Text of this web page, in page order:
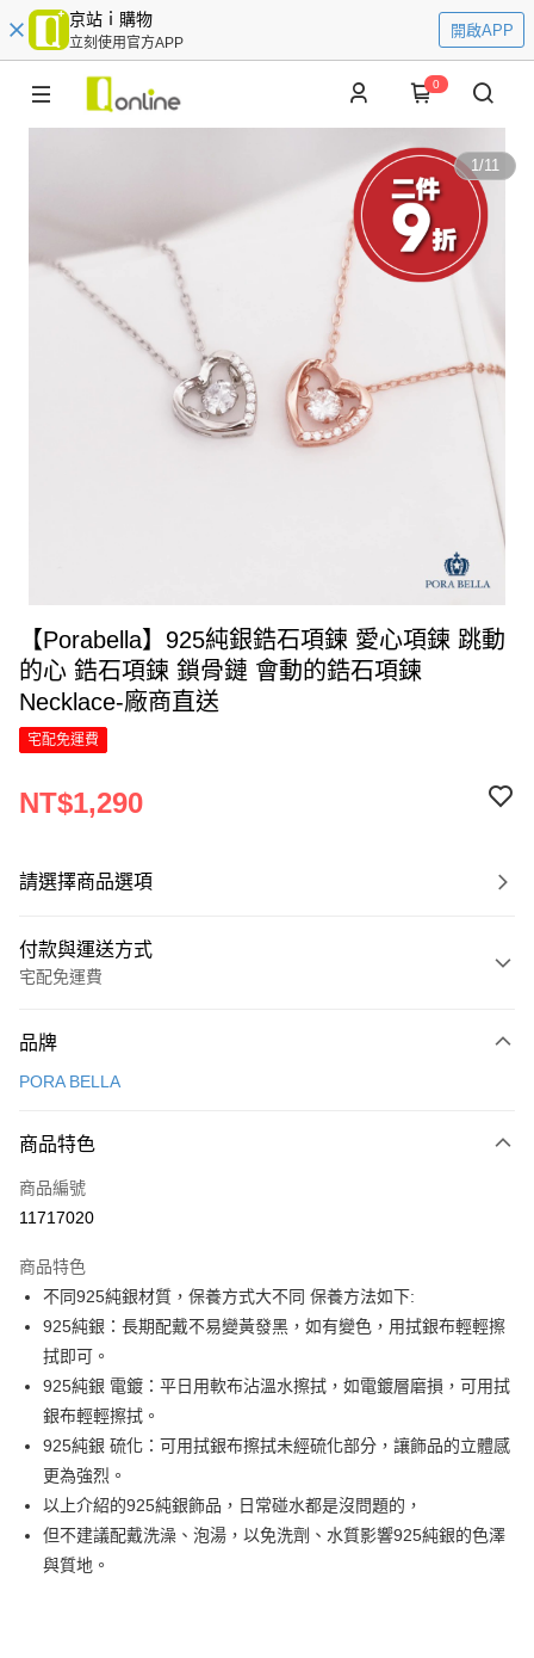
京站ｉ購物
立刻使用官方APP
開啟APP
0
1/11
【Porabella】925純銀鋯石項鍊 愛心項鍊 跳動
的心 鋯石項鍊 鎖骨鏈 會動的鋯石項鍊
Necklace-廠商直送
宅配免運費
NT$1,290
請選擇商品選項
付款與運送方式
宅配免運費
信用卡一次付款
Apple Pay
街口支付
Google Pay
全盈+PAY
大哥付你分期
相關說明
【大哥付你分期使用說明】
1.本服務由台灣大哥大提供，台灣大哥大用戶可立即使用無須另外申請。
2.付款方式選擇「大哥付你分期」，訂單成立後會自動跳轉到大哥付的交易
流程，驗證手機門號後，選擇欲分期的期數、繳款截止日，確認付款後即完
成交易。
3.實際核准額度、可分期數及費用金額請依後續交易確認頁面所載為準。
消。如遇「轉專審核」未通過狀況，表示未達大哥付你分期系統評分，恕無
AFTEE先享後付
相關說明
【關於「AFTEE先享後付」】
AFTEE先享後付是「在收到商品之後才付款」的支付方式。 讓您購物簡單
便利好安心！
１．簡單：不需註冊會員、不需綁卡、不需儲值。
ATM付款
運送方式
品牌
PORA BELLA
商品特色
商品編號
11717020
商品特色
不同925純銀材質，保養方式大不同 保養方法如下:
925純銀：長期配戴不易變黃發黑，如有變色，用拭銀布輕輕擦
拭即可。
925純銀 電鍍：平日用軟布沾溫水擦拭，如電鍍層磨損，可用拭
銀布輕輕擦拭。
925純銀 硫化：可用拭銀布擦拭未經硫化部分，讓飾品的立體感
更為強烈。
以上介紹的925純銀飾品，日常碰水都是沒問題的，
但不建議配戴洗澡、泡湯，以免洗劑、水質影響925純銀的色澤
與質地。